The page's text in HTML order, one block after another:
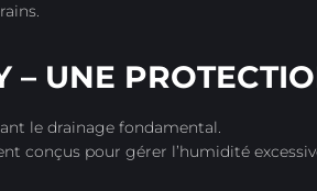
UNE
le drainage fondamental.
conçus pour gérer l’humidité